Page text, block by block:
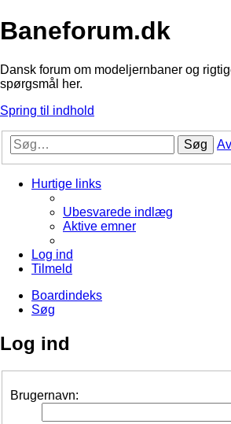
Baneforum.dk
Dansk forum om modeljernbaner og
spørgsmål her.
Spring til indhold
Søg
Hurtige links
Ubesvarede indlæg
Aktive emner
Log ind
Tilmeld
Boardindeks
Søg
Log ind
Brugernavn: